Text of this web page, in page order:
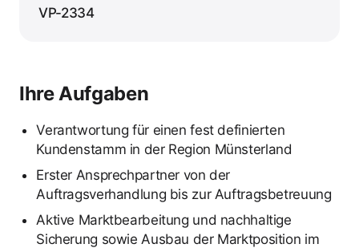
VP-2334
Ihre Aufgaben
Verantwortung für einen fest definierten
Kundenstamm in der Region Münsterland
Erster Ansprechpartner von der
Auftragsverhandlung bis zur Auftragsbetreuung
Aktive Marktbearbeitung und nachhaltige
Sicherung sowie Ausbau der Marktposition im